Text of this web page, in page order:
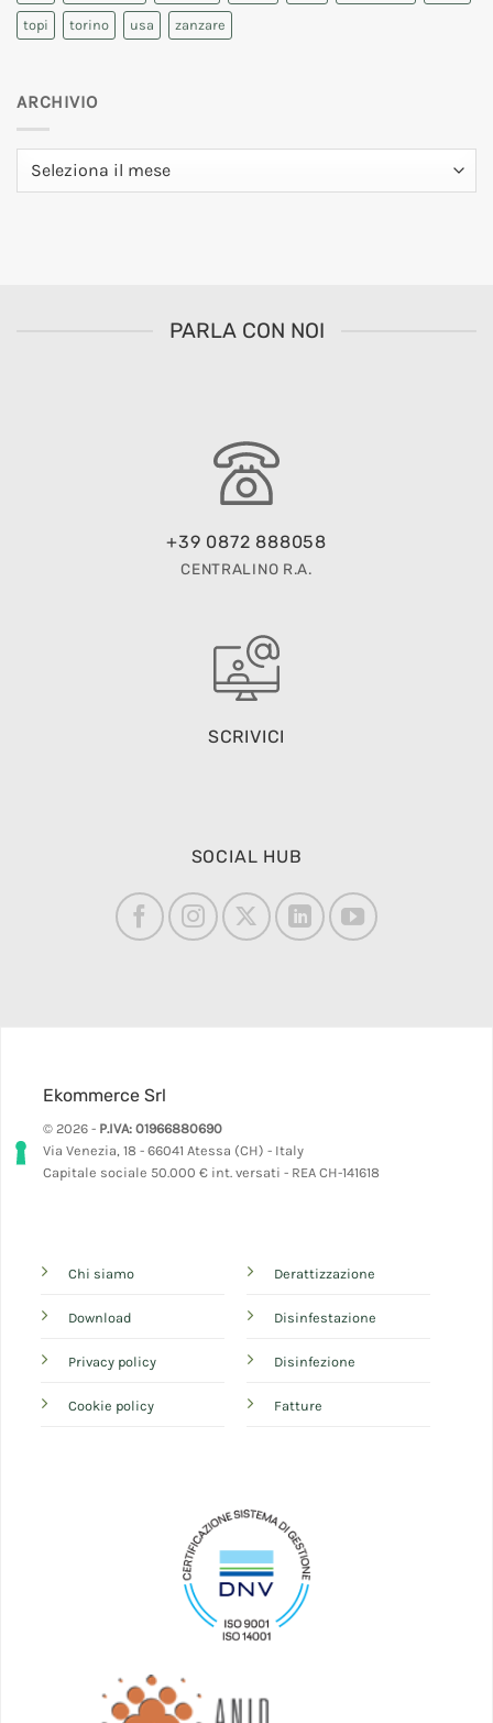
topi torino usa zanzare
ARCHIVIO
Archivio
PARLA CON NOI
+39 0872 888058
CENTRALINO R.A.
SCRIVICI
SOCIAL HUB
Ekommerce Srl
© 2026 - P.IVA: 01966880690
Via Venezia, 18 - 66041 Atessa (CH) - Italy
Capitale sociale 50.000 € int. versati - REA CH-141618
Chi siamo
Download
Privacy policy
Cookie policy
Derattizzazione
Disinfestazione
Disinfezione
Fatture